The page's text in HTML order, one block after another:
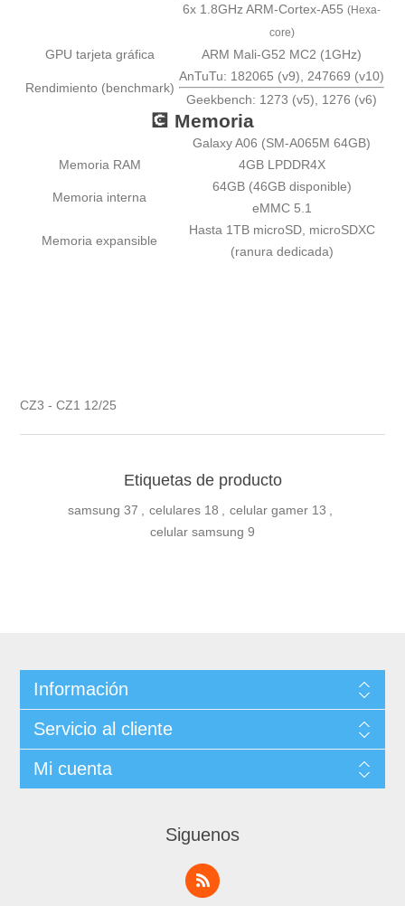
6x 1.8GHz ARM-Cortex-A55(Hexa-
core)
GPU tarjeta gráfica ARM Mali-G52 MC2 (1GHz)
Rendimiento (benchmark)
AnTuTu: 182065 (v9), 247669 (v10)
Geekbench: 1273 (v5), 1276 (v6)
💽 Memoria
Galaxy A06 (SM-A065M 64GB)
Memoria RAM
4GB LPDDR4X
Memoria interna
64GB (46GB disponible)
eMMC 5.1
Memoria expansible
Hasta 1TB microSD, microSDXC
(ranura dedicada)
CZ3 - CZ1 12/25
Etiquetas de producto
samsung 37 , celulares 18 , celular gamer 13 ,
celular samsung 9
Información
Servicio al cliente
Mi cuenta
Siguenos